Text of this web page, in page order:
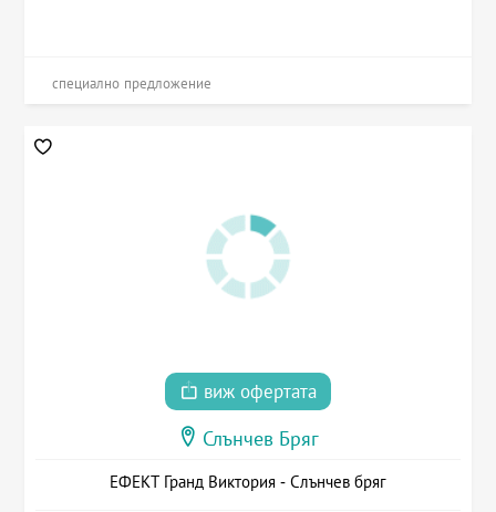
специално предложение
виж офертата
Слънчев Бряг
ЕФЕКТ Гранд Виктория - Слънчев бряг